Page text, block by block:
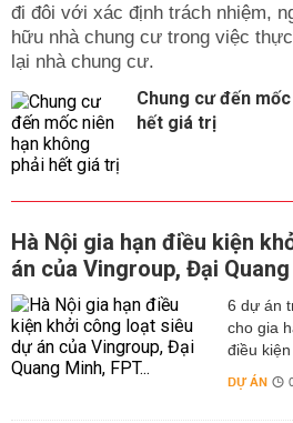
đi đôi với xác định trách nhiệm,
hữu nhà chung cư trong việc
lại nhà chung cư.
Chung cư đến
hết giá trị
Hà Nội gia hạn điều kiện
án của Vingroup, Đại Quang
6 dự án
cho gia
điều kiện
DỰ ÁN